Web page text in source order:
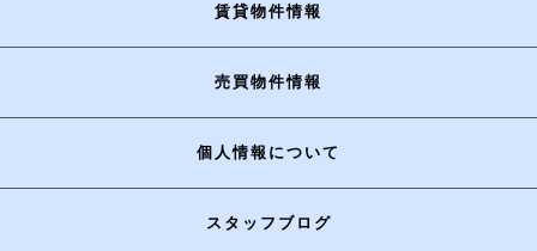
賃貸物件情報
売買物件情報
個人情報について
スタッフブログ